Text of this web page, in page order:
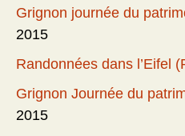
Grignon journée du
2015
Randonnées dans l’Eifel
Grignon Journée du
2015